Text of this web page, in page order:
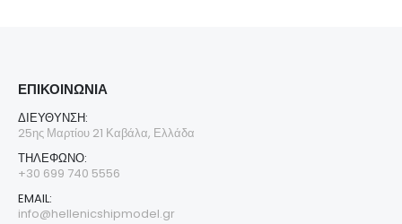
ΕΠΙΚΟΙΝΩΝΊΑ
ΔΙΕΎΘΥΝΣΗ:
25ης Μαρτίου 21 Καβάλα, Ελλάδα
ΤΗΛΈΦΩΝΟ:
+30 699 740 5556
EMAIL:
info@hellenicshipmodel.gr